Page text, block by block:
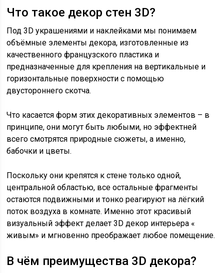
Что такое декор стен 3D?
Под 3D украшениями и наклейками мы понимаем
объёмные элементы декора, изготовленные из
качественного французского пластика и
предназначенные для крепления на вертикальные и
горизонтальные поверхности с помощью
двустороннего скотча.
Что касается форм этих декоративных элементов – в
принципе, они могут быть любыми, но эффектней
всего смотрятся природные сюжеты, а именно,
бабочки и цветы.
Поскольку они крепятся к стене только одной,
центральной областью, все остальные фрагменты
остаются подвижными и тонко реагируют на лёгкий
поток воздуха в комнате. Именно этот красивый
визуальный эффект делает 3D декор интерьера «
живым» и мгновенно преображает любое помещение.
В чём преимущества 3D декора?